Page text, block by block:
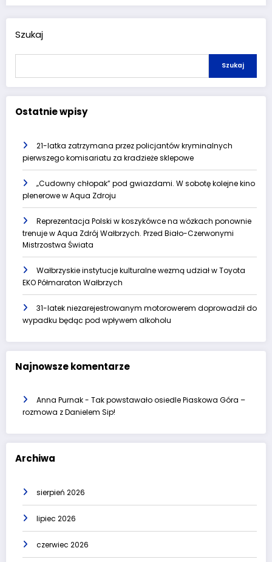
Szukaj
Szukaj
Ostatnie wpisy
21-latka zatrzymana przez policjantów kryminalnych
pierwszego komisariatu za kradzieże sklepowe
„Cudowny chłopak” pod gwiazdami. W sobotę kolejne kino
plenerowe w Aqua Zdroju
Reprezentacja Polski w koszykówce na wózkach ponownie
trenuje w Aqua Zdrój Wałbrzych. Przed Biało-Czerwonymi
Mistrzostwa Świata
Wałbrzyskie instytucje kulturalne wezmą udział w Toyota
EKO Półmaraton Wałbrzych
31-latek niezarejestrowanym motorowerem doprowadził do
wypadku będąc pod wpływem alkoholu
Najnowsze komentarze
Anna Purnak- Tak powstawało osiedle Piaskowa Góra –
rozmowa z Danielem Sip!
Archiwa
sierpień 2026
lipiec 2026
czerwiec 2026